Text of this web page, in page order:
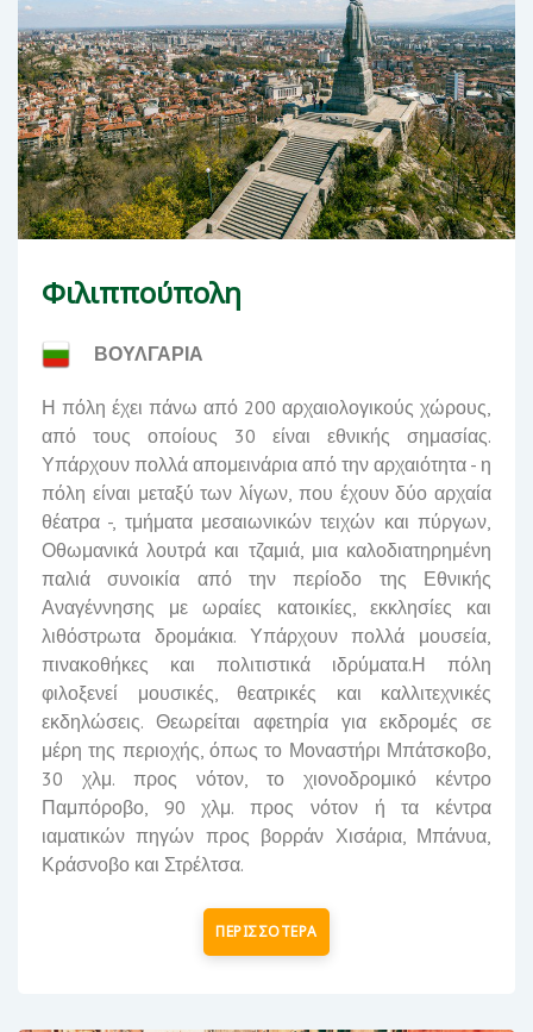
Φιλιππούπολη
ΒΟΥΛΓΑΡΙΑ
Η πόλη έχει πάνω από 200 αρχαιολογικούς χώρους,
από τους οποίους 30 είναι εθνικής σημασίας.
Υπάρχουν πολλά απομεινάρια από την αρχαιότητα - η
πόλη είναι μεταξύ των λίγων, που έχουν δύο αρχαία
θέατρα -, τμήματα μεσαιωνικών τειχών και πύργων,
Οθωμανικά λουτρά και τζαμιά, μια καλοδιατηρημένη
παλιά συνοικία από την περίοδο της Εθνικής
Αναγέννησης με ωραίες κατοικίες, εκκλησίες και
λιθόστρωτα δρομάκια. Υπάρχουν πολλά μουσεία,
πινακοθήκες και πολιτιστικά ιδρύματα.Η πόλη
φιλοξενεί μουσικές, θεατρικές και καλλιτεχνικές
εκδηλώσεις. Θεωρείται αφετηρία για εκδρομές σε
μέρη της περιοχής, όπως το Μοναστήρι Μπάτσκοβο,
30 χλμ. προς νότον, το χιονοδρομικό κέντρο
Παμπόροβο , 90 χλμ. προς νότον ή τα κέντρα
ιαματικών πηγών προς βορράν Χισάρια, Μπάνυα,
Κράσνοβο και Στρέλτσα.
ΠΕΡΙΣΣΟΤΕΡΑ